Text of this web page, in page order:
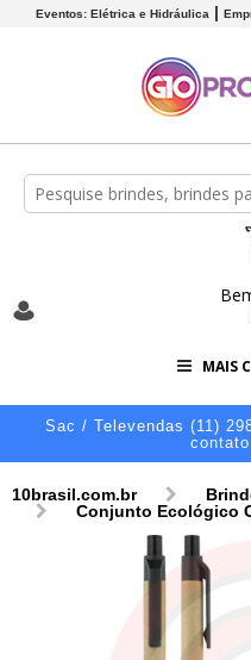
Eventos: Elétrica e Hidráulica
MAIS
Sac / Televendas (11)
10brasil.com.br
Conjunto Ecológico